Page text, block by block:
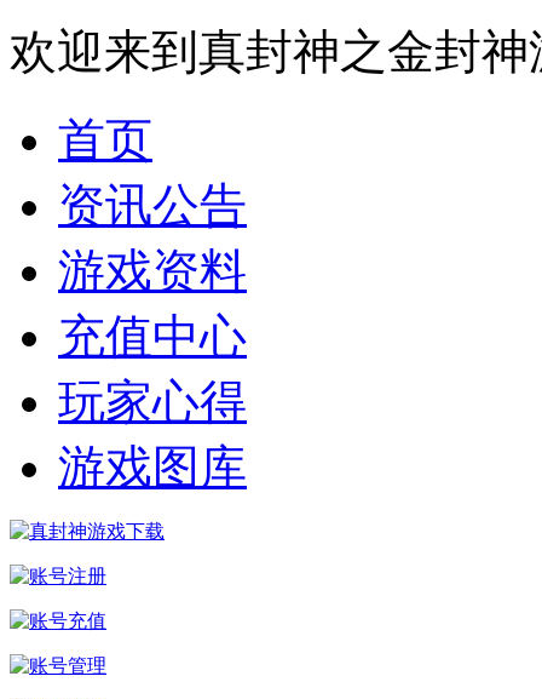
欢迎来到真封神之金封
首页
资讯公告
游戏资料
充值中心
玩家心得
游戏图库